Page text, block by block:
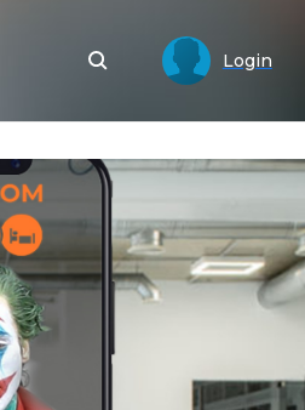
Login